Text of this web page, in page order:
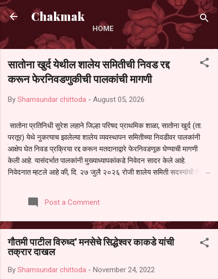
Skip to main content
Chakmak
HOME
सातोना खुर्द येथील शालेय समितीची निवड रद्द
करून फेरनिवडणुकीची पालकांची मागणी
By Shamsundar chittoda - August 05, 2026
सातोना प्रतिनिधी सुरेश लहाने जिल्हा परिषद प्राथमिक शाळा, सातोना खुर्द (ता.
परतूर) येथे नुकत्याच झालेल्या शालेय व्यवस्थापन समितीच्या निवडीवर पालकांनी
आक्षेप घेत निवड प्रक्रिया रद्द करून मतदानाद्वारे फेरनिवडणूक घेण्याची मागणी
केली आहे. यासंदर्भात पालकांनी मुख्याध्यापकांकडे निवेदन सादर केले आहे.
निवेदनात म्हटले आहे की, दि. २७ जुलै २०२६ रोजी शालेय समिती सदस्यांची निवड
पालकांना देण्यात आली नसल्याने मोठ्या संख्येने पालक बैठकीस उपस्थित राहू शकले
नाहीत. तसेच सर्व पालकांना विश्वासात न घेता निवड प्रक्रिया पूर्ण करण्यात
करण्यात यावी आणि सर्व पालकांच्या उपस्थितीत मतदान पद्धतीने शालेय समितीची
फेरनिवडणूक घेण्यात यावी, अशी मागणी पालकांनी केली आहे. या निवेदनाच्या प्रती
जिल्हा शिक्षण अधिकारी (प्राथमिक), जालना तसेच तालुका शिक्षण अधिकारी,
परतूर यांनाही पाठविण्यात आल्या असून प्रशासन याबाबत काय निर्णय घेते, याकडे
Post a Comment
गौतमी पाटील विरुध्द' मनसेचे सिद्धेश्वर काकडे यांची
तक्रार दाखल
By Shamsundar chittoda - November 24, 2022